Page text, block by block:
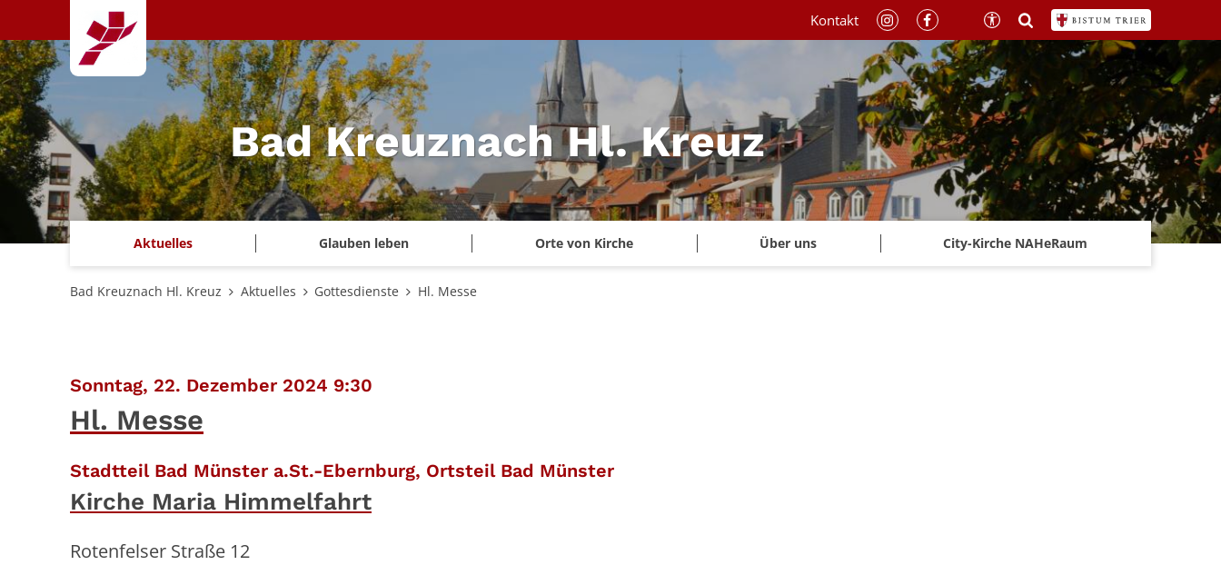
Zum Inhalt springen
Bad Kreuznach Hl. Kreuz
Aktuelles Glauben leben Orte von Kirche Über uns City-Kirche NAHeRaum
Kontakt
Bad Kreuznach Hl. Kreuz Aktuelles Gottesdienste Hl. Messe
Sonntag, 22. Dezember 2024 9:30
Hl. Messe
Stadtteil Bad Münster a.St.-Ebernburg, Ortsteil Bad Münster:
Kirche Maria Himmelfahrt
Rotenfelser Straße 12